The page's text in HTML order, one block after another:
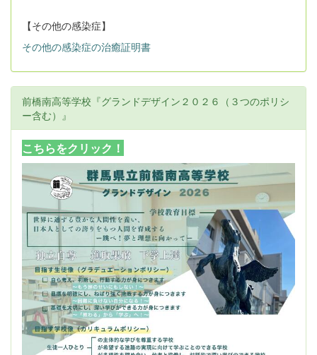
【その他の感染症】
その他の感染症の治癒証明書
前橋南高等学校『グランドデザイン２０２６（３つのポリシ
ー含む）』
こちらをクリック！